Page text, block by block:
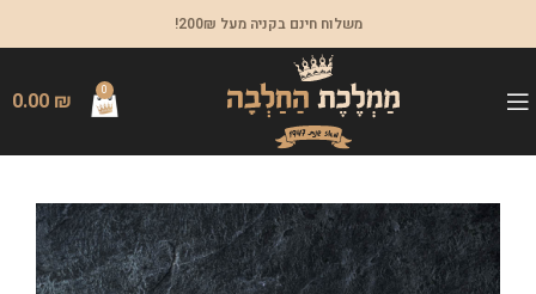
משלוח חינם בקניה מעל 200₪!
0
0.00 ₪